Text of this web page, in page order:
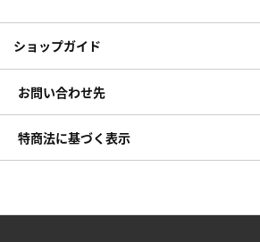
ショップガイド
お問い合わせ先
特商法に基づく表示